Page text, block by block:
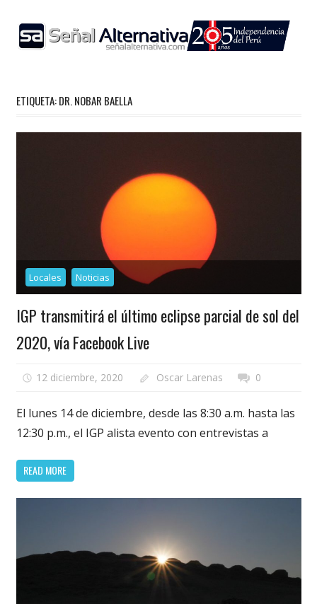
content
ETIQUETA:DR. NOBAR BAELLA
Locales Noticias
IGP transmitirá el último eclipse parcial de sol del
2020, vía Facebook Live
12 diciembre, 2020 Oscar Larenas 0
El lunes 14 de diciembre, desde las 8:30 a.m. hasta las
12:30 p.m., el IGP alista evento con entrevistas a
READ MORE